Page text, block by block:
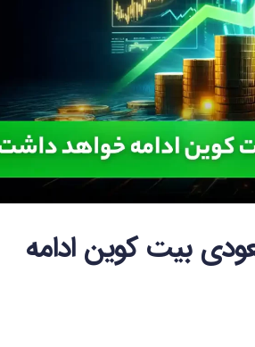
– روند صعودی بیت کوین ادامه